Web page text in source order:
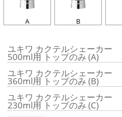
A B
ユキワ カクテルシェーカー
500ml用 トップのみ (A)
ユキワ カクテルシェーカー
360ml用 トップのみ (B)
ユキワ カクテルシェーカー
230ml用 トップのみ (C)